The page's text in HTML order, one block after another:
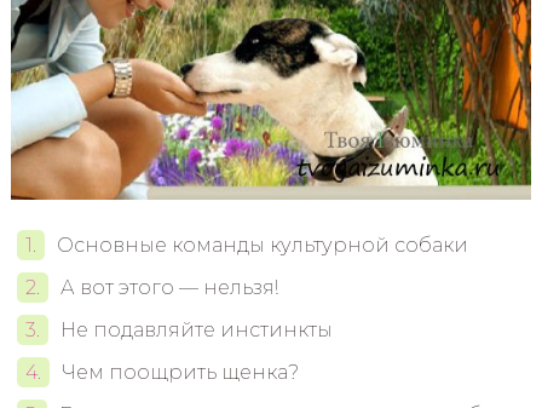
Основные команды культурной собаки
А вот этого — нельзя!
Не подавляйте инстинкты
Чем поощрить щенка?